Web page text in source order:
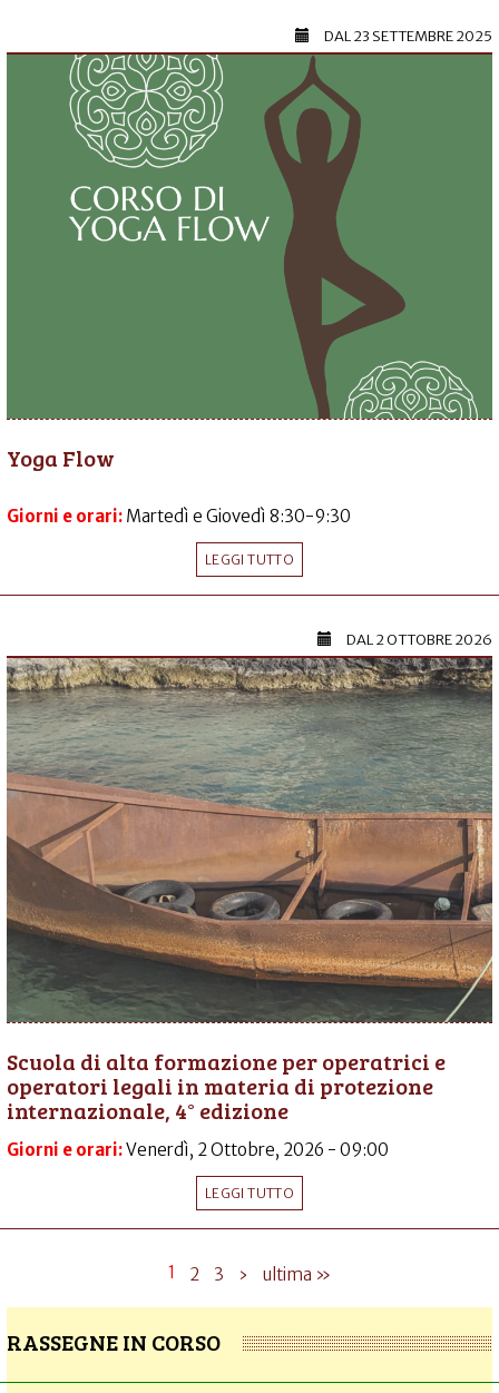
DAL23 SETTEMBRE 2025
Yoga Flow
Giorni e orari: Martedì e Giovedì 8:30-9:30
LEGGI TUTTO
DAL2 OTTOBRE 2026
Scuola di alta formazione per operatrici e
operatori legali in materia di protezione
internazionale, 4° edizione
Giorni e orari:Venerdì, 2 Ottobre, 2026 - 09:00
LEGGI TUTTO
1 2 3 › ultima »
RASSEGNE IN CORSO